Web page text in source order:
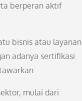
berperan aktif
bisnis atau layanan
adanya sertifikasi
mulai dari